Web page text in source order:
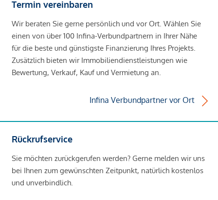
Termin vereinbaren
Wir beraten Sie gerne persönlich und vor Ort. Wählen Sie
einen von über 100 Infina-Verbundpartnern in Ihrer Nähe
für die beste und günstigste Finanzierung Ihres Projekts.
Zusätzlich bieten wir Immobiliendienstleistungen wie
Bewertung, Verkauf, Kauf und Vermietung an.
Infina Verbundpartner vor Ort
Rückrufservice
Sie möchten zurückgerufen werden? Gerne melden wir uns
bei Ihnen zum gewünschten Zeitpunkt, natürlich kostenlos
und unverbindlich.